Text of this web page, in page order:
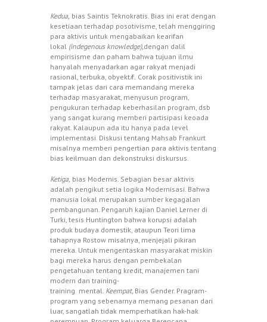
Kedua, bias Saintis Teknokratis. Bias ini erat dengan
kesetiaan terhadap posotivisme, telah menggiring
para aktivis untuk mengabaikan kearifan
lokal (indegenous knowledge), dengan dalil
empirisisme dan paham bahwa tujuan ilmu
hanyalah menyadarkan agar rakyat menjadi
rasional, terbuka, obyektif Corak positivistik ini
tampak jelas dari cara memandang mereka
terhadap masyarakat, menyusun program,
pengukuran terhadap keberhasilan program, dsb
yang sangat kurang memberi partisipasi keoada
rakyat. Kalaupun ada itu hanya pada level
implementasi. Diskusi tentang Mahsab Frankurt
misalnya memberi pengertian para aktivis tentang
bias keilmuan dan dekonstruksi diskursus.
Ketiga, bias Modernis. Sebagian besar aktivis
adalah pengikut setia logika Modernisasi. Bahwa
manusia lokal merupakan sumber kegagalan
pembangunan. Pengaruh kajian Daniel Lerner di
Turki, tesis Huntington bahwa korupsi adalah
produk budaya domestik, ataupun Teori lima
tahapnya Rostow misalnya, menjejali pikiran
mereka. Untuk mengentaskan masyarakat miskin
bagi mereka harus dengan pembekalan
pengetahuan tentang kredit, manajemen tani
modern dan training-
training mental. Keempat, Bias Gender. Pragram-
program yang sebenarnya memang pesanan dari
luar, sangatlah tidak memperhatikan hak-hak